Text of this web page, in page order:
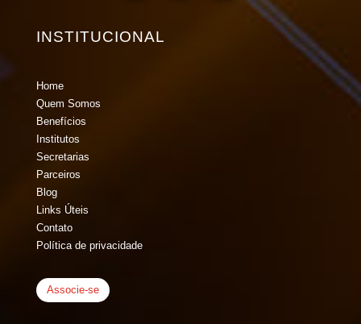
INSTITUCIONAL
Home
Quem Somos
Benefícios
Institutos
Secretarias
Parceiros
Blog
Links Úteis
Contato
Política de privacidade
Associe-se